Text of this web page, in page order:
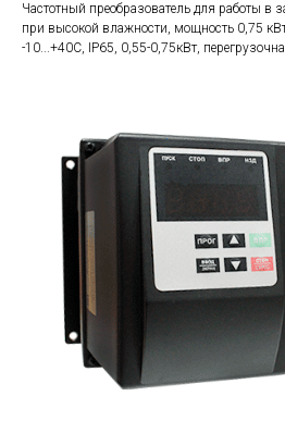
Частотный преобразователь для работы
при высокой влажности, мощность 0,75
-10...+40С, IP65, 0,55-0,75кВт,